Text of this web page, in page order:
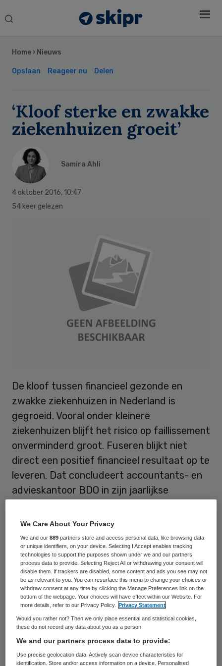
Search
Home › Nieuws
Opslaan Reageer nu Delen
‘Kloof sterke en zwakke
ziekenhuizen groeit’
Samira Ahli
4 oktober 2016, 10:47
54 keer gelezen
De kloof tussen financieel gezonde en
zwakke ziekenhuizen in Nederland is
gegroeid. Vooral onder kleinere
ziekenhuizen blijft het risico op faillissement
onverminderd groot. Fuseren blijkt niet
direct een positief financieel resultaat op te
leveren. Dat concludeert accountants- en
advieskantoor BDO in zijn jaarlijkse
op basis van de jaarverslagen van de
algemene ziekenhuizen in het land.
BDO geeft de ziekenhuizen een score op
omzet, bedrijfsresultaat, eigen vermogen,
solvabiliteit en liquiditeit. Van de 68
algemene ziekenhuizen scoren er 15 een
onvoldoende als het gaat om hun
gemiddelde financiële prestaties, 28
ziekenhuizen scoren een 8 of hoger. Het
gemiddelde rapportcijfer voor de financiële
Sidebar
We Care About Your Privacy
We and our889 partners store and access personal data, like browsing data
or unique identifiers, on your device. Selecting I Accept enables tracking
technologies to support the purposes shown under we and our partners
process data to provide. Selecting Reject All or withdrawing your consent will
disable them. If trackers are disabled, some content and ads you see may not
be as relevant to you. You can resurface this menu to change your choices or
withdraw consent at any time by clicking the Manage Preferences link on the
bottom of the webpage. Your choices will have effect within our Website. For
more details, refer to our Privacy Policy.
Privacy Statement
Would you rather not? Then we only place essential and statistical cookies,
these do not record any data about you as a person
We and our partners process data to provide:
Use precise geolocation data. Actively scan device characteristics for
identification. Store and/or access information on a device. Personalised